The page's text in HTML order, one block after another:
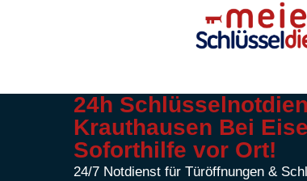
24h
Krauthausen Bei
Soforthilfe vor Ort!
24/7 Notdienst für Türöffnungen &